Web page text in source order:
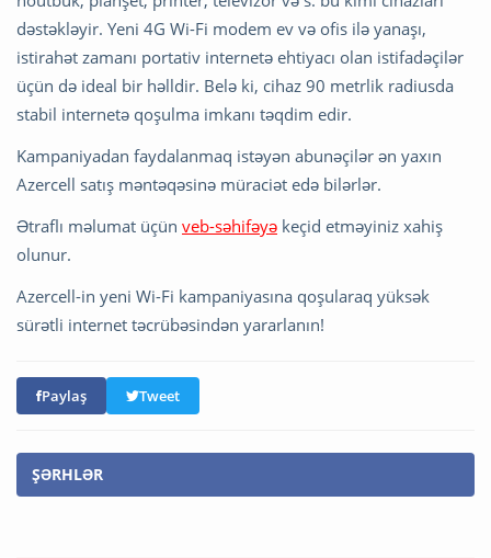
dəstəkləyir. Yeni 4G Wi-Fi modem ev və ofis ilə yanaşı,
istirahət zamanı portativ internetə ehtiyacı olan istifadəçilər
üçün də ideal bir həlldir. Belə ki, cihaz 90 metrlik radiusda
stabil internetə qoşulma imkanı təqdim edir.
Kampaniyadan faydalanmaq istəyən abunəçilər ən yaxın
Azercell satış məntəqəsinə müraciət edə bilərlər.
Ətraflı məlumat üçün veb-səhifəyə keçid etməyiniz xahiş
olunur.
Azercell-in yeni Wi-Fi kampaniyasına qoşularaq yüksək
sürətli internet təcrübəsindən yararlanın!
Paylaş Tweet
ŞƏRHLƏR